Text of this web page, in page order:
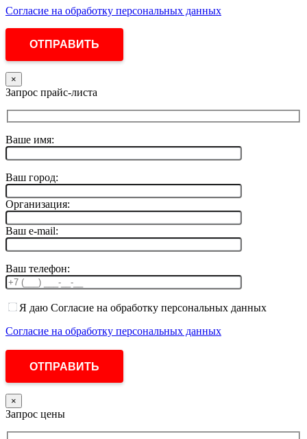
Согласие на обработку персональных данных
×
Запрос прайс-листа
Ваше имя:
Ваш город:
Организация:
Ваш e-mail:
Ваш телефон:
Я даю Согласие на обработку персональных данных
Согласие на обработку персональных данных
×
Запрос цены